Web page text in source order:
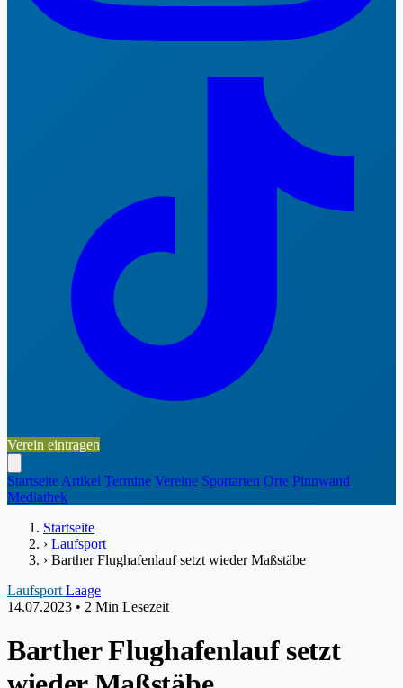
Verein eintragen
Startseite Artikel Termine Vereine Sportarten Orte Pinnwand
Mediathek
Startseite
› Laufsport
› Barther Flughafenlauf setzt wieder Maßstäbe
Laufsport Laage
14.07.2023 • 2 Min Lesezeit
Barther Flughafenlauf setzt